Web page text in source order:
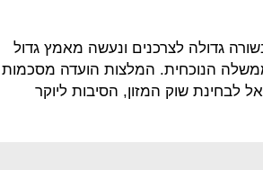
גדולה לצרכנים ונעשה מאמץ גדול
הנוכחית. המלצות הועדה מסכמות
שוק המזון, הסיבות ליוקר